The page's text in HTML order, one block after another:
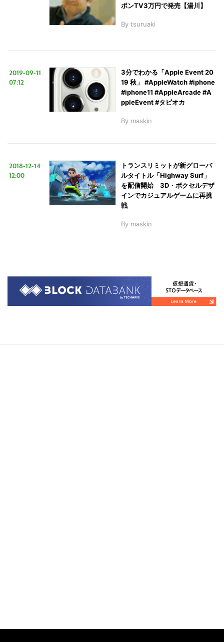
ポンTV3万円で発売【湯川】
By tsuruaki
2019-09-11
07:12
3分でわかる「Apple Event 20
19 秋」 #AppleWatch #iphone
#iphone11 #AppleArcade #A
ppleEvent #タピオカ
By maskin
2018-12-14
12:00
トランスリミットが新グローバ
ルタイトル「Highway Surf」
を配信開始 3D・ボクセルデザ
インでカジュアルゲームに再挑
戦
By maskin